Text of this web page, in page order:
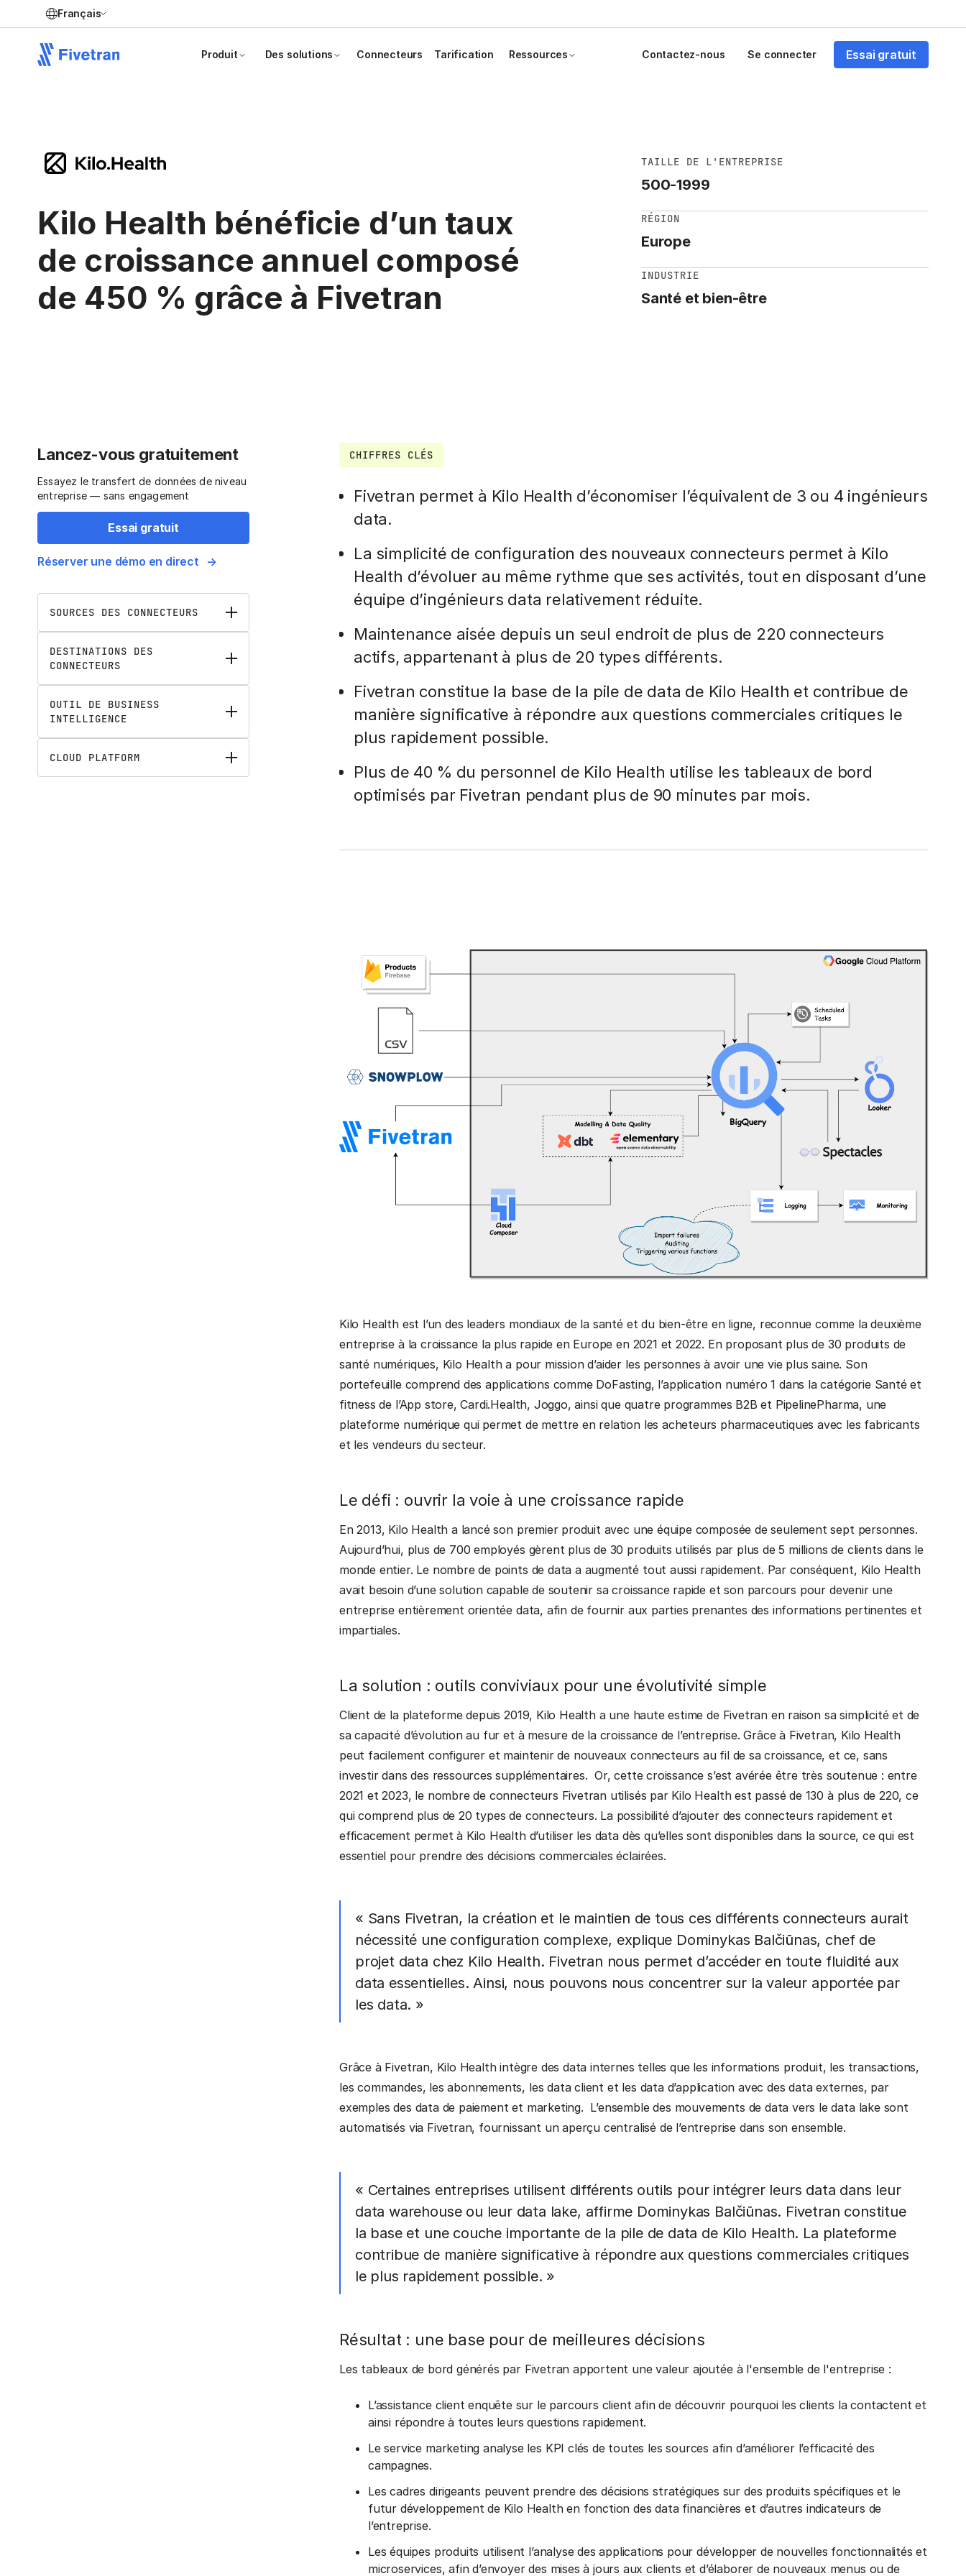
Français
Produit Des solutions Connecteurs Tarification Ressources Contactez-nous Se connecter Essai gratuit
Kilo Health bénéficie d’un taux
de croissance annuel composé
de 450 % grâce à Fivetran
TAILLE DE L'ENTREPRISE
500-1999
RÉGION
Europe
INDUSTRIE
Santé et bien-être
Lancez-vous gratuitement
Essayez le transfert de données de niveau
entreprise — sans engagement
Essai gratuit
Réserver une démo en direct
SOURCES DES CONNECTEURS
DESTINATIONS DES
CONNECTEURS
OUTIL DE BUSINESS
INTELLIGENCE
CLOUD PLATFORM
CHIFFRES CLÉS
Fivetran permet à Kilo Health d’économiser l’équivalent de 3 ou 4 ingénieurs
data.
La simplicité de configuration des nouveaux connecteurs permet à Kilo
Health d’évoluer au même rythme que ses activités, tout en disposant d’une
équipe d’ingénieurs data relativement réduite.
Maintenance aisée depuis un seul endroit de plus de 220 connecteurs
actifs, appartenant à plus de 20 types différents.
Fivetran constitue la base de la pile de data de Kilo Health et contribue de
manière significative à répondre aux questions commerciales critiques le
plus rapidement possible.
Plus de 40 % du personnel de Kilo Health utilise les tableaux de bord
optimisés par Fivetran pendant plus de 90 minutes par mois.
Kilo Health est l’un des leaders mondiaux de la santé et du bien-être en ligne, reconnue comme la deuxième
entreprise à la croissance la plus rapide en Europe en 2021 et 2022. En proposant plus de 30 produits de
santé numériques, Kilo Health a pour mission d’aider les personnes à avoir une vie plus saine. Son
portefeuille comprend des applications comme DoFasting, l’application numéro 1 dans la catégorie Santé et
fitness de l’App store, Cardi.Health, Joggo, ainsi que quatre programmes B2B et PipelinePharma, une
plateforme numérique qui permet de mettre en relation les acheteurs pharmaceutiques avec les fabricants
et les vendeurs du secteur.
Le défi : ouvrir la voie à une croissance rapide
En 2013, Kilo Health a lancé son premier produit avec une équipe composée de seulement sept personnes.
Aujourd’hui, plus de 700 employés gèrent plus de 30 produits utilisés par plus de 5 millions de clients dans le
monde entier. Le nombre de points de data a augmenté tout aussi rapidement. Par conséquent, Kilo Health
avait besoin d’une solution capable de soutenir sa croissance rapide et son parcours pour devenir une
entreprise entièrement orientée data, afin de fournir aux parties prenantes des informations pertinentes et
impartiales.
La solution : outils conviviaux pour une évolutivité simple
Client de la plateforme depuis 2019, Kilo Health a une haute estime de Fivetran en raison sa simplicité et de
sa capacité d’évolution au fur et à mesure de la croissance de l’entreprise. Grâce à Fivetran, Kilo Health
peut facilement configurer et maintenir de nouveaux connecteurs au fil de sa croissance, et ce, sans
investir dans des ressources supplémentaires. Or, cette croissance s’est avérée être très soutenue : entre
2021 et 2023, le nombre de connecteurs Fivetran utilisés par Kilo Health est passé de 130 à plus de 220, ce
qui comprend plus de 20 types de connecteurs. La possibilité d’ajouter des connecteurs rapidement et
efficacement permet à Kilo Health d’utiliser les data dès qu’elles sont disponibles dans la source, ce qui est
essentiel pour prendre des décisions commerciales éclairées.
« Sans Fivetran, la création et le maintien de tous ces différents connecteurs aurait
nécessité une configuration complexe, explique Dominykas Balčiūnas, chef de
projet data chez Kilo Health. Fivetran nous permet d’accéder en toute fluidité aux
data essentielles. Ainsi, nous pouvons nous concentrer sur la valeur apportée par
les data. »
Grâce à Fivetran, Kilo Health intègre des data internes telles que les informations produit, les transactions,
les commandes, les abonnements, les data client et les data d’application avec des data externes, par
exemples des data de paiement et marketing. L’ensemble des mouvements de data vers le data lake sont
automatisés via Fivetran, fournissant un aperçu centralisé de l’entreprise dans son ensemble.
« Certaines entreprises utilisent différents outils pour intégrer leurs data dans leur
data warehouse ou leur data lake, affirme Dominykas Balčiūnas. Fivetran constitue
la base et une couche importante de la pile de data de Kilo Health. La plateforme
contribue de manière significative à répondre aux questions commerciales critiques
le plus rapidement possible. »
Résultat : une base pour de meilleures décisions
Les tableaux de bord générés par Fivetran apportent une valeur ajoutée à l'ensemble de l'entreprise :
L’assistance client enquête sur le parcours client afin de découvrir pourquoi les clients la contactent et
ainsi répondre à toutes leurs questions rapidement.
Le service marketing analyse les KPI clés de toutes les sources afin d’améliorer l’efficacité des
campagnes.
Les cadres dirigeants peuvent prendre des décisions stratégiques sur des produits spécifiques et le
futur développement de Kilo Health en fonction des data financières et d’autres indicateurs de
l’entreprise.
Les équipes produits utilisent l’analyse des applications pour développer de nouvelles fonctionnalités et
microservices, afin d’envoyer des mises à jours aux clients et d’élaborer de nouveaux menus ou de